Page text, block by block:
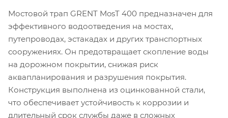
Мостовой трап GRENT MosT 400 предназначен для
эффективного водоотведения на мостах,
путепроводах, эстакадах и других транспортных
сооружениях. Он предотвращает скопление воды
на дорожном покрытии, снижая риск
аквапланирования и разрушения покрытия.
Конструкция выполнена из оцинкованной стали,
что обеспечивает устойчивость к коррозии и
длительный срок службы даже в сложных